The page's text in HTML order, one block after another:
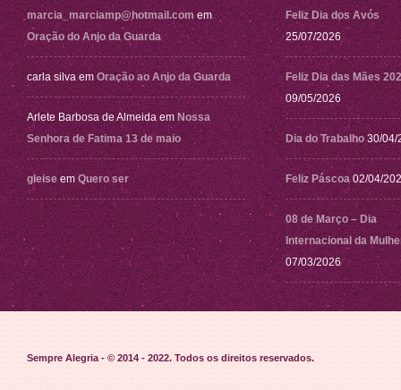
marcia_marciamp@hotmail.com em
Oração do Anjo da Guarda
carla silva em Oração ao Anjo da Guarda
Arlete Barbosa de Almeida em Nossa
Senhora de Fatima 13 de maio
gleise em Quero ser
Feliz Dia dos Avós
25/07/2026
Feliz Dia das Mães
09/05/2026
Dia do Trabalho 30/04/
Feliz Páscoa 02/04/
08 de Março – Dia
Internacional da
07/03/2026
Sempre Alegria - © 2014 - 2022. Todos os direitos reservados.